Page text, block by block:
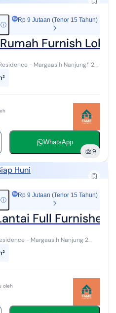
ⓘ
Rp 9 Jutaan (Tenor 15 Tahun)
Furnish
- Margaasih Nanjung* 2
3 Listrik 2200 Watt Air Jetpump &
WhatsApp
9
Huni
ⓘ
Rp 9 Jutaan (Tenor 15 Tahun)
Full
- Margaasih Nanjung 2
3 Listrik 2200 Watt Air Jetpump &
oleh